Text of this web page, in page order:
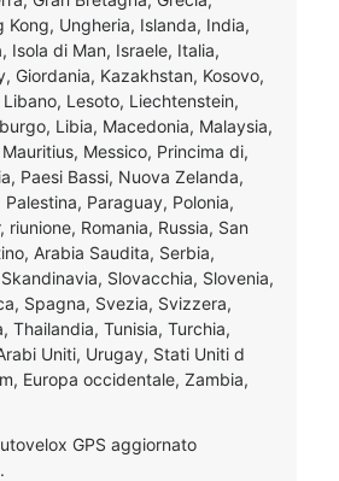
Kong, Ungheria, Islanda, India,
Isola di Man, Israele, Italia,
Giordania, Kazakhstan, Kosovo,
Lesoto, Liechtenstein,
Libia, Macedonia, Malaysia,
Messico, Princima di,
Paesi Bassi, Nuova Zelanda,
Paraguay, Polonia,
riunione, Romania, Russia, San
Arabia Saudita, Serbia,
Slovacchia, Slovenia,
Spagna, Svezia, Svizzera,
Thailandia, Tunisia, Turchia,
Uniti, Urugay, Stati Uniti d
Europa occidentale, Zambia,
GPS aggiornato